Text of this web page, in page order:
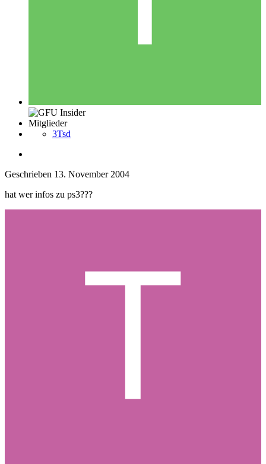
Mitglieder
3Tsd
Geschrieben 13. November 2004
hat wer infos zu ps3???